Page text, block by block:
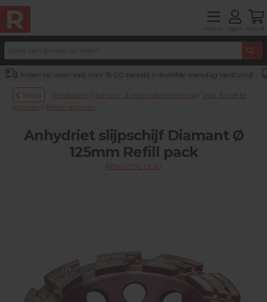
menu login mand
Indien op voorraad, voor 15:00 besteld is dezelfde werkdag verstuurd
Terug Producten / Schuur- & verbruiksmateriaal / Wat & hoe te
schuren / Beton schuren
Anhydriet slijpschijf Diamant Ø
125mm Refill pack
RENOTEC DUO